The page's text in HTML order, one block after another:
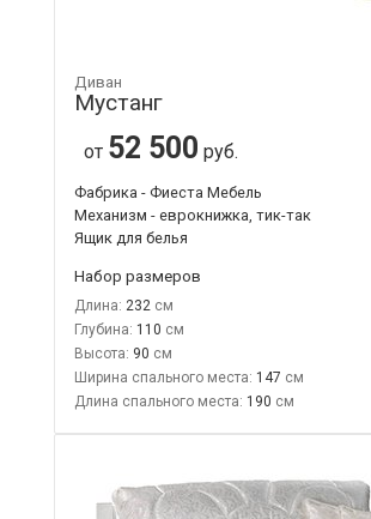
Диван
Мустанг
от 52 500 руб.
Фабрика - Фиеста Мебель
Механизм - еврокнижка, тик-так
Ящик для белья
Набор размеров
Длина: 232
Глубина: 110
Высота: 90
Ширина спального места: 147
Длина спального места: 190